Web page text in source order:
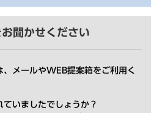
お聞かせください
メールやWEB提案箱をご利用く
いましたでしょうか？